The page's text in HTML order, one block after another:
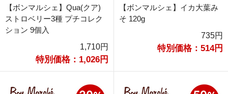
【ボンマルシェ】Qua(クア)
ストロベリー3種 プチコレク
ション 9個入
1,710円
特別価格：1,026円
【ボンマルシェ】イカ大葉み
そ 120g
735円
特別価格：514円